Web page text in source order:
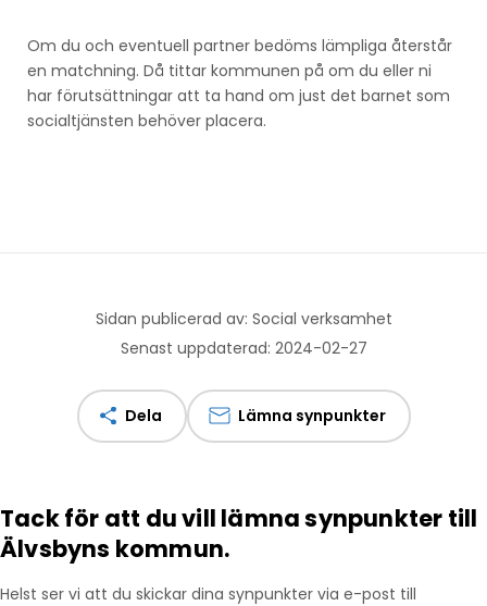
Om du och eventuell partner bedöms lämpliga återstår
en matchning. Då tittar kommunen på om du eller ni
har förutsättningar att ta hand om just det barnet som
socialtjänsten behöver placera.
Sidan publicerad av: Social verksamhet
Senast uppdaterad: 2024-02-27
Dela Lämna synpunkter
Tack för att du vill lämna synpunkter till
Älvsbyns kommun.
Helst ser vi att du skickar dina synpunkter via e-post till